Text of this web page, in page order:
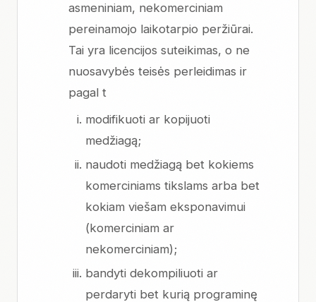
asmeniniam, nekomerciniam
pereinamojo laikotarpio peržiūrai.
Tai yra licencijos suteikimas, o ne
nuosavybės teisės perleidimas ir
pagal t
modifikuoti ar kopijuoti
medžiagą;
naudoti medžiagą bet kokiems
komerciniams tikslams arba bet
kokiam viešam eksponavimui
(komerciniam ar
nekomerciniam);
bandyti dekompiliuoti ar
perdaryti bet kurią programinę